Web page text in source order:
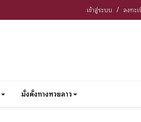
เข้าสู่ระบบ / ลงทะ
มั่งคั่งทางหวยลาว